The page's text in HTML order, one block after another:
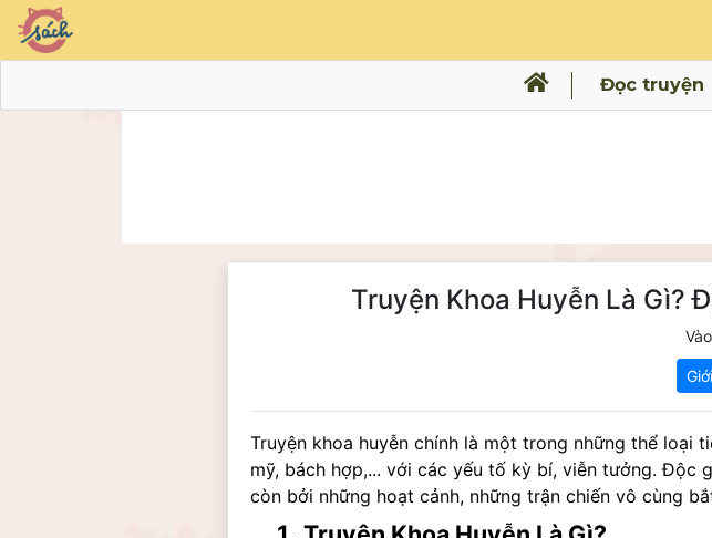
Đọc truyện
Truyện Khoa Huyễn Là Gì?
Truyện khoa huyễn chính là một trong những thể loại
mỹ, bách hợp,... với các yếu tố kỳ bí, viễn tưởng. Độc
còn bởi những hoạt cảnh, những trận chiến vô cùng